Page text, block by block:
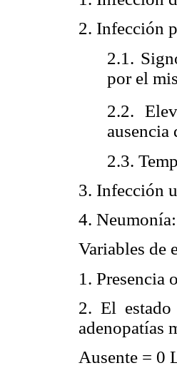
2. Infección
2.1.
por el
2.2.
ausencia
2.3.
3. Infección
4.
Variables de
1. Presencia
2. El
adenopatías
Ausente = 0